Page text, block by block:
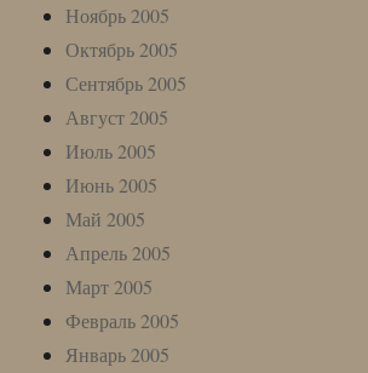
Ноябрь 2005
Октябрь 2005
Сентябрь 2005
Август 2005
Июль 2005
Июнь 2005
Май 2005
Апрель 2005
Март 2005
Февраль 2005
Январь 2005